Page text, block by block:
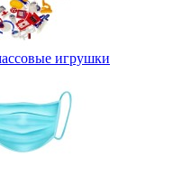
игрушки